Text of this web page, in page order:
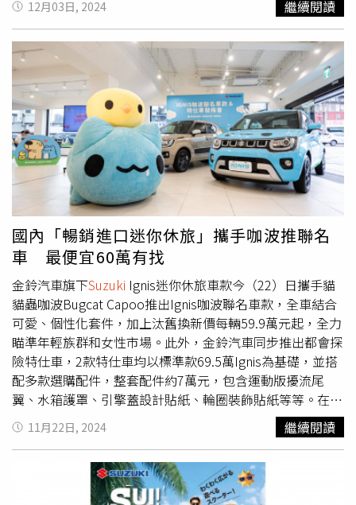
https://www.kia.com/tw/offers/car-offers.html
陪伴車主安心迎接新一年！（圖/
提供。）全車系免
費健檢，週週拿大獎活動活動期間：2025年1月1日 ~ 2月15
日此次活動涵蓋全台
SUZUKI
授權經銷據點，提供所有車主
尊榮服務與豐富回饋：五大好禮內容：●好禮1-免費車輛健
檢：九大系統由專業技師檢查車輛狀況，保障行車安全。●
好禮2-精美桌曆贈送：完成車輛健檢及定保登錄即可獲得
SUZUKI限量精美桌曆（數量有限，送完為止）。●好禮3-
原廠機油享9折優惠：以最經濟實惠的價格享受原廠品質。
●好禮4-週週抽好禮：車輛保養單筆消費滿200元即可參加
抽獎活動，有機會獲得最大獎GIXXER SF250乙台！●好禮
5-超值購車優惠：購買GSX-R150，現金價98,000元，再享
分期購車36期0利率。購買GIXXER 250系列，享分期購車36
期0利率或15,000元購車金優惠(年式限定)。
多品牌汽車銷售和售後服務的汽車集團，不僅成立
Porsche、Kia、Skoda、Suzuki等經銷據點，業務也延伸至
汽車零配件及汽車租賃服務，更營運台灣南部大鵬灣國際賽
車場，如今再將觸角伸至Stellantis集團在台代理。
Stellantis東南亞區營運長Daniel Gonzalez表示，「尚騰汽
車集團是值得信賴的合作夥伴，憑藉其專業知識和對市場的
理解，獲得Stellantis的支持與信任，有助於強化我們在台
灣的品牌。」目前Stellantis正持續評估台灣市場，計劃
2025年與寶嘉聯合的新團隊一起導入Stellantis集團旗下的
其他品牌，包括Jeep吉普、Alfa Romeo愛快羅密歐與
12月03日, 2024 繼續閱讀
國內「暢銷進口迷你休旅」攜手咖波推聯名
車 最便宜60萬有找
金鈴汽車旗下Suzuki Ignis迷你休旅車款今（22）日攜手貓
貓蟲咖波Bugcat Capoo推出Ignis咖波聯名車款，全車結合
可愛、個性化套件，加上汰舊換新價每輛59.9萬元起，全力
瞄準年輕族群和女性市場。此外，金鈴汽車同步推出都會探
險特仕車，2款特仕車均以標準款69.5萬Ignis為基礎，並搭
配多款選購配件，整套配件約7萬元，包含運動版擾流尾
翼、水箱護罩、引擎蓋設計貼紙、輪圈裝飾貼紙等等。在動
力部分仍維持1.2升自然進氣引擎，採用CVT變速箱，搭配輕
油電系統，最大可輸出83匹馬力與11 kgm扭力，油耗達
22.1 km/L。金鈴汽車表示，Ignis是一台都會迷你SUV，緊
湊且機動性強的車身設計非常適合在市區行駛，加上省油、
靈巧，且價格實惠。自上市以來，蟬聯國內最暢銷進口迷你
11月22日, 2024 繼續閱讀